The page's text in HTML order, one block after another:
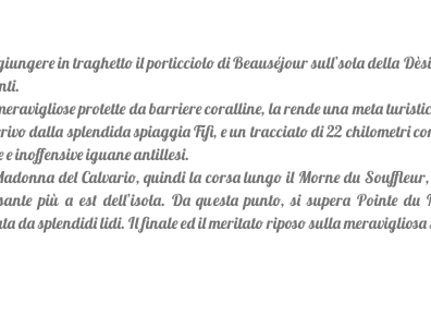
in traghetto il porticciolo di Beauséjour sull’sola della
protette da barriere coralline, la rende una meta
dalla splendida spiaggia Fifi, e un tracciato di 22 chilometri
inoffensive iguane antillesi.
del Calvario, quindi la corsa lungo il Morne du
più a est dell’isola. Da questa punto, si supera Pointe
da splendidi lidi. Il finale ed il meritato riposo sulla meravigliosa